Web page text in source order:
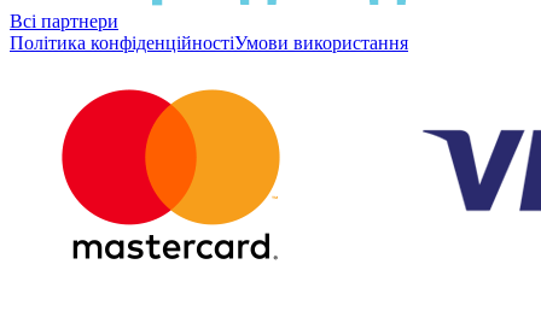
Всі партнери
Політика конфіденційностіУмови використання